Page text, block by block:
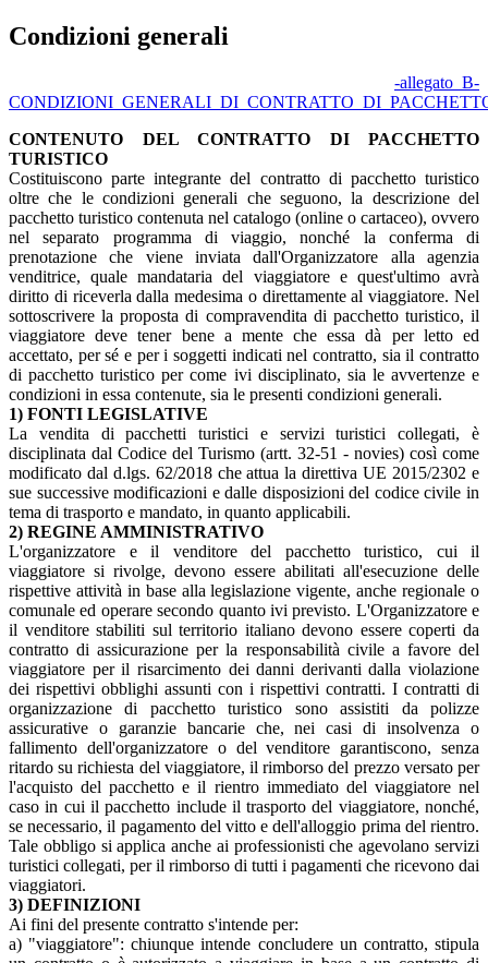
Condizioni generali
-allegato_B-
CONTENUTO DEL CONTRATTO DI PACCHETTO
TURISTICO
Costituiscono parte integrante del contratto di pacchetto turistico
oltre che le condizioni generali che seguono, la descrizione del
pacchetto turistico contenuta nel catalogo (online o cartaceo), ovvero
nel separato programma di viaggio, nonché la conferma di
prenotazione che viene inviata dall'Organizzatore alla agenzia
venditrice, quale mandataria del viaggiatore e quest'ultimo avrà
diritto di riceverla dalla medesima o direttamente al viaggiatore. Nel
sottoscrivere la proposta di compravendita di pacchetto turistico, il
viaggiatore deve tener bene a mente che essa dà per letto ed
accettato, per sé e per i soggetti indicati nel contratto, sia il contratto
di pacchetto turistico per come ivi disciplinato, sia le avvertenze e
condizioni in essa contenute, sia le presenti condizioni generali.
1) FONTI LEGISLATIVE
La vendita di pacchetti turistici e servizi turistici collegati, è
disciplinata dal Codice del Turismo (artt. 32-51 - novies) così come
modificato dal d.lgs. 62/2018 che attua la direttiva UE 2015/2302 e
sue successive modificazioni e dalle disposizioni del codice civile in
tema di trasporto e mandato, in quanto applicabili.
2) REGINE AMMINISTRATIVO
L'organizzatore e il venditore del pacchetto turistico, cui il
viaggiatore si rivolge, devono essere abilitati all'esecuzione delle
rispettive attività in base alla legislazione vigente, anche regionale o
comunale ed operare secondo quanto ivi previsto. L'Organizzatore e
il venditore stabiliti sul territorio italiano devono essere coperti da
contratto di assicurazione per la responsabilità civile a favore del
viaggiatore per il risarcimento dei danni derivanti dalla violazione
dei rispettivi obblighi assunti con i rispettivi contratti. I contratti di
organizzazione di pacchetto turistico sono assistiti da polizze
assicurative o garanzie bancarie che, nei casi di insolvenza o
fallimento dell'organizzatore o del venditore garantiscono, senza
ritardo su richiesta del viaggiatore, il rimborso del prezzo versato per
l'acquisto del pacchetto e il rientro immediato del viaggiatore nel
caso in cui il pacchetto include il trasporto del viaggiatore, nonché,
se necessario, il pagamento del vitto e dell'alloggio prima del rientro.
Tale obbligo si applica anche ai professionisti che agevolano servizi
turistici collegati, per il rimborso di tutti i pagamenti che ricevono dai
viaggiatori.
3) DEFINIZIONI
Ai fini del presente contratto s'intende per:
a) "viaggiatore": chiunque intende concludere un contratto, stipula